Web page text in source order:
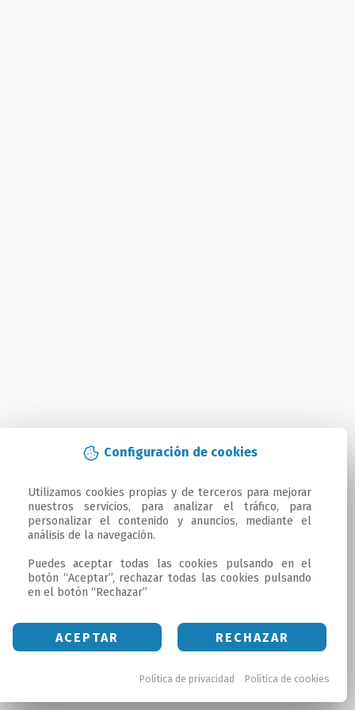
Configuración de cookies
Utilizamos cookies propias y de terceros para mejorar
nuestros servicios, para analizar el tráfico, para
personalizar el contenido y anuncios, mediante el
análisis de la navegación.
Puedes aceptar todas las cookies pulsando en el
botón “Aceptar”, rechazar todas las cookies pulsando
en el botón “Rechazar”
ACEPTAR RECHAZAR
Política de privacidad Política de cookies